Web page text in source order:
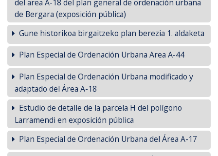
del area A-18 del plan general de ordenación urbana
de Bergara (exposición pública)
Gune historikoa birgaitzeko plan berezia 1. aldaketa
Plan Especial de Ordenación Urbana Area A-44
Plan Especial de Ordenación Urbana modificado y
adaptado del Área A-18
Estudio de detalle de la parcela H del polígono
Larramendi en exposición pública
Plan Especial de Ordenación Urbana del Área A-17